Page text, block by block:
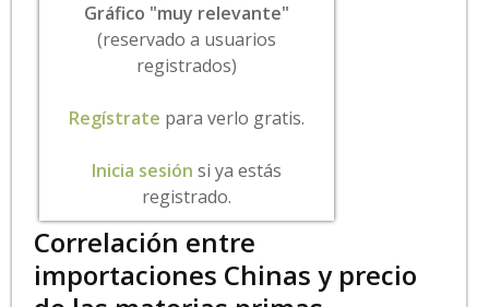
Gráfico "muy relevante"
(reservado a usuarios
registrados)
Regístrate para verlo gratis.
Inicia sesión si ya estás
registrado.
Correlación entre
importaciones Chinas y precio